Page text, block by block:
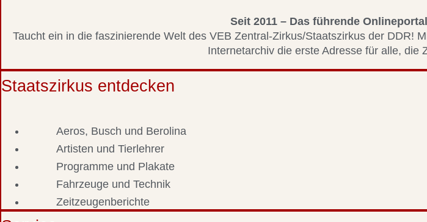
Seit 2011 – Das führende
Taucht ein in die faszinierende Welt des VEB Zentral-Zirkus/Staatszirkus der DDR!
Internetarchiv die erste Adresse für alle, die
Staatszirkus entdecken
Aeros, Busch und Berolina
Artisten und Tierlehrer
Programme und Plakate
Fahrzeuge und Technik
Zeitzeugenberichte